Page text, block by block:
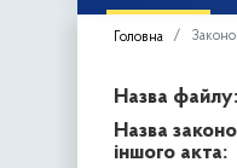
Головна
Назва файлу:
Назва
іншого акта: